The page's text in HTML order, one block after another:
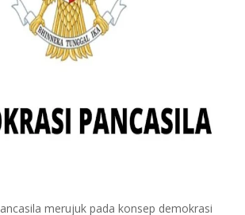
merujuk pada konsep demokrasi